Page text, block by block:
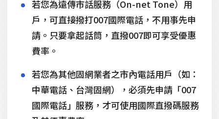
若您為遠傳市話服務（On-net Tone）用
戶，可直接撥打007國際電話，不用事先申
請。只要拿起話筒，直撥007即可享受優惠
費率。
若您為其他固網業者之市內電話用戶（如：
中華電話、台灣固網），必須先申請「007
國際電話」服務，才可使用國際直撥碼服務